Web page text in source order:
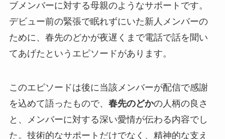
ブメンバーに対する母親のようなサポートです。
デビュー前の緊張で眠れずにいた新人メンバーの
ために、春先のどかが夜遅くまで電話で話を聞い
てあげたというエピソードがあります。
このエピソードは後に当該メンバーが配信で感謝
を込めて語ったもので、 春先のどかの人柄の良さ
と、メンバーに対する深い愛情が伝わる内容でし
た。技術的なサポートだけでなく、精神的な支え